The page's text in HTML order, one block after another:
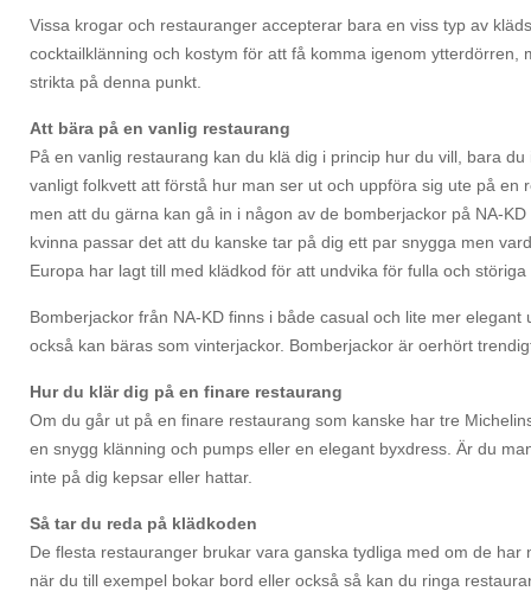
Vissa krogar och restauranger accepterar bara en viss typ av
cocktailklänning och kostym för att få komma igenom
strikta på denna punkt.
Att bära på en vanlig restaurang
På en vanlig restaurang kan du klä dig i princip hur du vill, bara
vanligt folkvett att förstå hur man ser ut och uppföra sig ute på
men att du gärna kan gå in i någon av de bomberjackor på NA-
kvinna passar det att du kanske tar på dig ett par snygga men
Europa har lagt till med klädkod för att undvika för fulla och
Bomberjackor från NA-KD finns i både casual och lite mer
också kan bäras som vinterjackor. Bomberjackor är oerhört
Hur du klär dig på en finare restaurang
Om du går ut på en finare restaurang som kanske har tre
en snygg klänning och pumps eller en elegant byxdress. Är du
inte på dig kepsar eller hattar.
Så tar du reda på klädkoden
De flesta restauranger brukar vara ganska tydliga med om de
när du till exempel bokar bord eller också så kan du ringa